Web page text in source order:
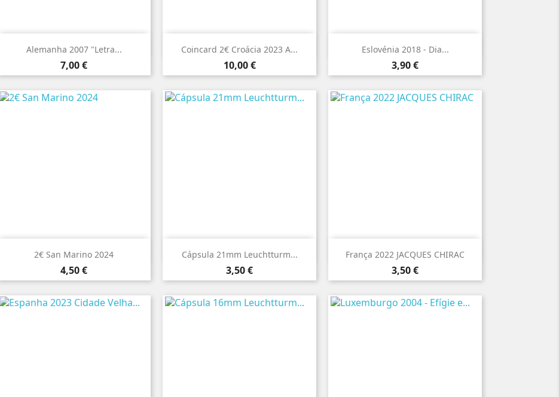
Alemanha 2007 "Letra...
Preço
7,00 €
 Vista rápida Coincard 2€ Croácia 2023 A...
Preço
10,00 €
 Vista rápida Eslovénia 2018 - Dia...
Preço
3,90 €
 Vista rápida
2€ San Marino 2024
Preço
4,50 €
 Vista rápida Cápsula 21mm Leuchtturm...
Preço
3,50 €
 Vista rápida França 2022 JACQUES CHIRAC
Preço
3,50 €
 Vista rápida